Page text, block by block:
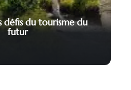
défis du tourisme du
futur